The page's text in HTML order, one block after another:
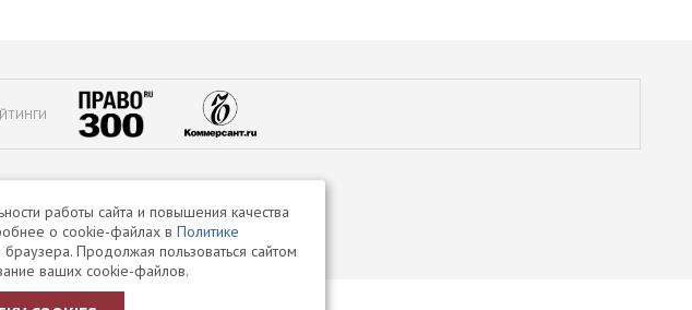
работы сайта и повышения качества
о cookie-файлах в Политике
браузера. Продолжая пользоваться сайтом
ваших cookie-файлов.